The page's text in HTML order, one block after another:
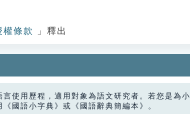
條款 」釋出
使用歷程，適用對象為語文研究者。若您是為小
國語小字典》或《國語辭典簡編本》。